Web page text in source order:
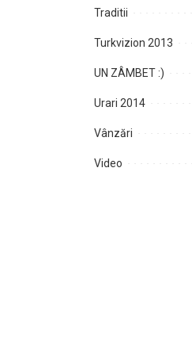
Traditii
Turkvizion 2013
UN ZÂMBET :)
Urari 2014
Vânzări
Video